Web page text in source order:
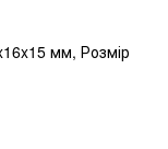
мм, Розмір